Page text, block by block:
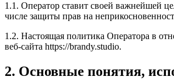
1.1. Оператор ставит своей важнейшей
числе защиты прав на
1.2. Настоящая политика Оператора в
веб-сайта https://brandy.studio.
2. Основные понятия,